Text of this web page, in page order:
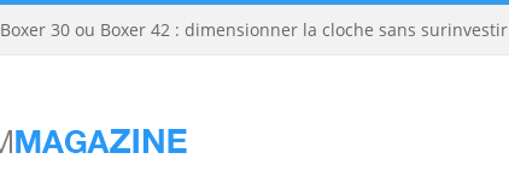
Boxer 30 ou Boxer 42 : dimensionner la cloche sans surinvestir